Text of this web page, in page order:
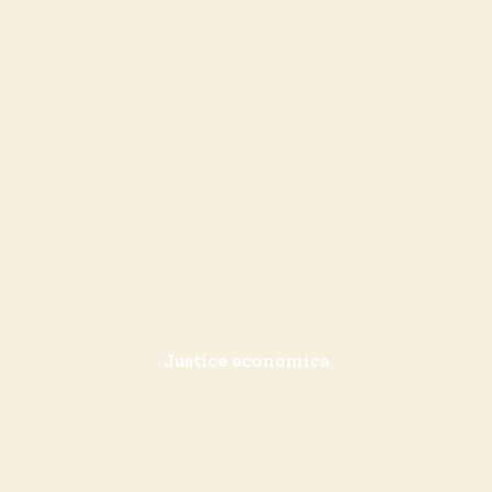
Justice economica